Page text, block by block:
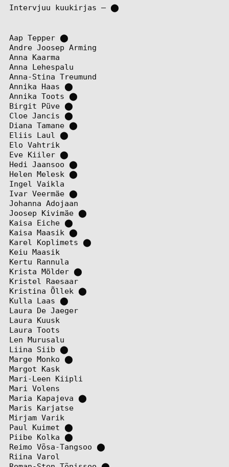
Intervjuu kuukirjas – ⬤
Aap Tepper ⬤
Andre Joosep Arming
Anna Kaarma
Anna Lehespalu
Anna-Stina Treumund
Annika Haas
⬤
Annika Toots
⬤
Birgit Püve ⬤
Cloe Jancis
⬤
Diana Tamane ⬤
Eliis Laul
⬤
Elo Vahtrik
Eve Kiiler ⬤
Hedi Jaansoo
⬤
Helen Melesk
⬤
Ingel Vaikla
Ivar Veermäe ⬤
Johanna Adojaan
Joosep Kivimäe ⬤
Kaisa Eiche ⬤
Kaisa Maasik
⬤
Karel Koplimets
⬤
Keiu Maasik
Kertu Rannula
Krista Mölder ⬤
Kristel Raesaar
Kristina Õllek
⬤
Kulla Laas
⬤
Laura De Jaeger
Laura Kuusk
Laura Toots
Len Murusalu
Liina Siib
⬤
Marge Monko
⬤
Margot Kask
Mari-Leen Kiipli
Mari Volens
Maria Kapajeva
⬤
Maris Karjatse
Mirjam Varik
Paul Kuimet
⬤
Piibe Kolka
⬤
Reimo Võsa-Tangsoo
⬤
Riina Varol